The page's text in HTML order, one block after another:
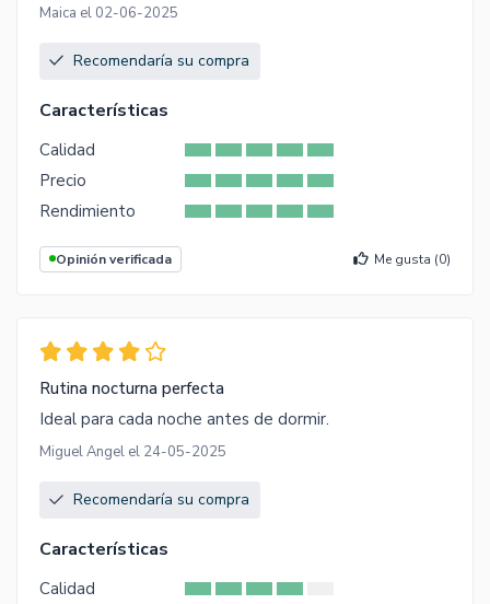
Maica el 02-06-2025
Recomendaría su compra
Características
Calidad
Precio
Rendimiento
Opinión verificada Me gusta (0)
Rutina nocturna perfecta
Ideal para cada noche antes de dormir.
Miguel Angel el 24-05-2025
Recomendaría su compra
Características
Calidad